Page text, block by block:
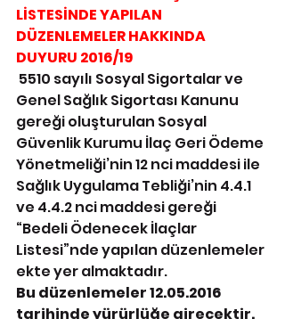
LİSTESİNDE YAPILAN
DÜZENLEMELER HAKKINDA
DUYURU 2016/19
5510 sayılı Sosyal Sigortalar ve
Genel Sağlık Sigortası Kanunu
gereği oluşturulan Sosyal
Güvenlik Kurumu İlaç Geri Ödeme
Yönetmeliği’nin 12 nci maddesi ile
Sağlık Uygulama Tebliği’nin 4.4.1
ve 4.4.2 nci maddesi gereği
“Bedeli Ödenecek İlaçlar
Listesi”nde yapılan düzenlemeler
ekte yer almaktadır.
Bu düzenlemeler 12.05.2016
tarihinde yürürlüğe girecektir.